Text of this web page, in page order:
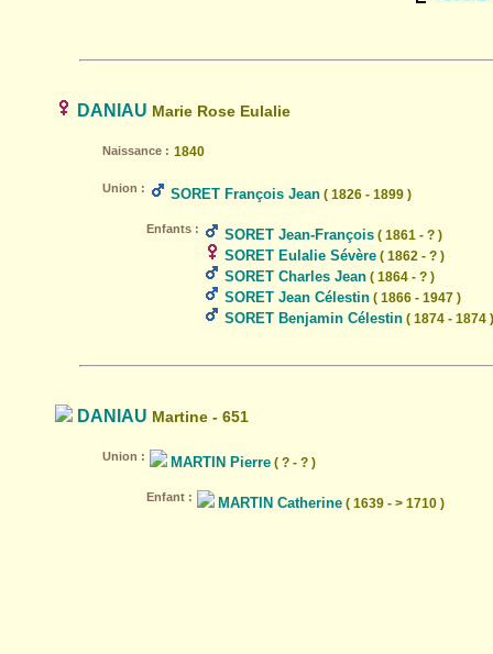
DANIAU Marie Rose Eulalie
Naissance : 1840
Union : SORET François Jean ( 1826 - 1899 )
Enfants : SORET Jean-François ( 1861 - ? )
SORET Eulalie Sévère ( 1862 - ? )
SORET Charles Jean ( 1864 - ? )
SORET Jean Célestin ( 1866 - 1947 )
SORET Benjamin Célestin ( 1874 - 1874 )
DANIAU Martine - 651
Union : MARTIN Pierre ( ? - ? )
Enfant : MARTIN Catherine ( 1639 - > 1710 )